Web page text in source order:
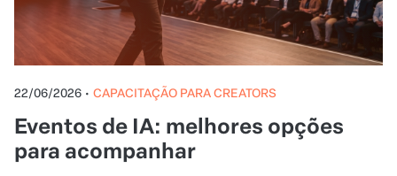
22/06/2026 • CAPACITAÇÃO PARA CREATORS
Eventos de IA: melhores opções
para acompanhar